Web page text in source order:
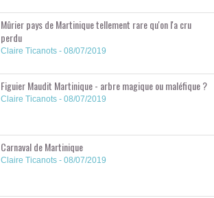
Mûrier pays de Martinique tellement rare qu'on l'a cru
perdu
Claire Ticanots - 08/07/2019
Figuier Maudit Martinique - arbre magique ou maléfique ?
Claire Ticanots - 08/07/2019
Carnaval de Martinique
Claire Ticanots - 08/07/2019